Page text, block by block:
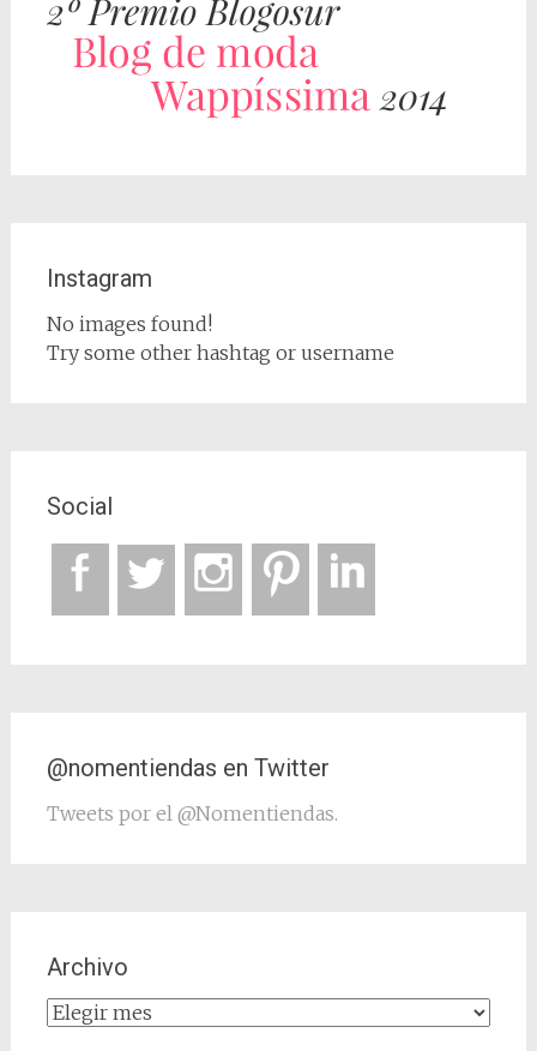
Instagram
No images found!
Try some other hashtag or username
Social
@nomentiendas en Twitter
Tweets por el @Nomentiendas.
Archivo
Archivo